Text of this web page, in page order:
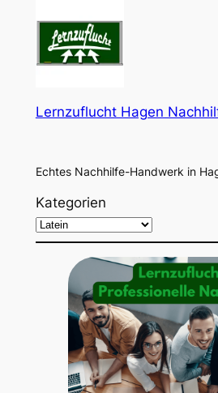
Lernzuflucht Hagen
Echtes Nachhilfe-Handwerk in
Kategorien